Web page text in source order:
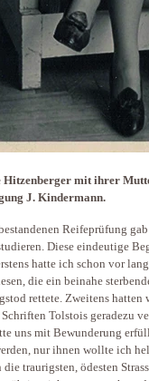
Hitzenberger mit ihrer
J. Kindermann.
Reifeprüfung
Diese eindeutige
hatte ich schon vor
die ein beinahe
rettete. Zweitens
Tolstois geradezu
uns mit Bewunderung
nur ihnen wollte ich
die traurigsten, ödesten